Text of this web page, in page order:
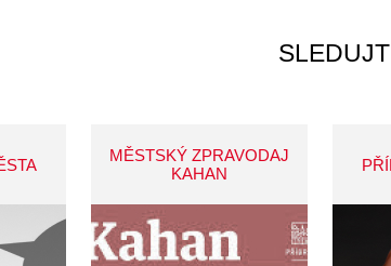
MĚSTSKÝ ZPRAVODAJ
KAHAN